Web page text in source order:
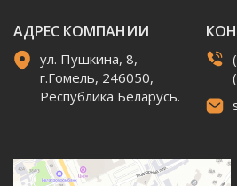
АДРЕС КОМПАНИИ
ул. Пушкина, 8,
г.Гомель, 246050,
Республика Беларусь.